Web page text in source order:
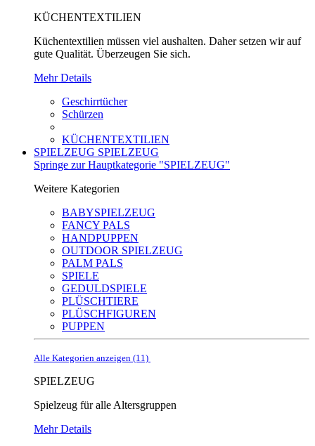
KÜCHENTEXTILIEN
Küchentextilien müssen viel aushalten. Daher setzen wir auf
gute Qualität. Überzeugen Sie sich.
Mehr Details
Geschirrtücher
Schürzen
KÜCHENTEXTILIEN
SPIELZEUG SPIELZEUG
Springe zur Hauptkategorie "SPIELZEUG"
Weitere Kategorien
BABYSPIELZEUG
FANCY PALS
HANDPUPPEN
OUTDOOR SPIELZEUG
PALM PALS
SPIELE
GEDULDSPIELE
PLÜSCHTIERE
PLÜSCHFIGUREN
PUPPEN
Alle Kategorien anzeigen (11)
SPIELZEUG
Spielzeug für alle Altersgruppen
Mehr Details